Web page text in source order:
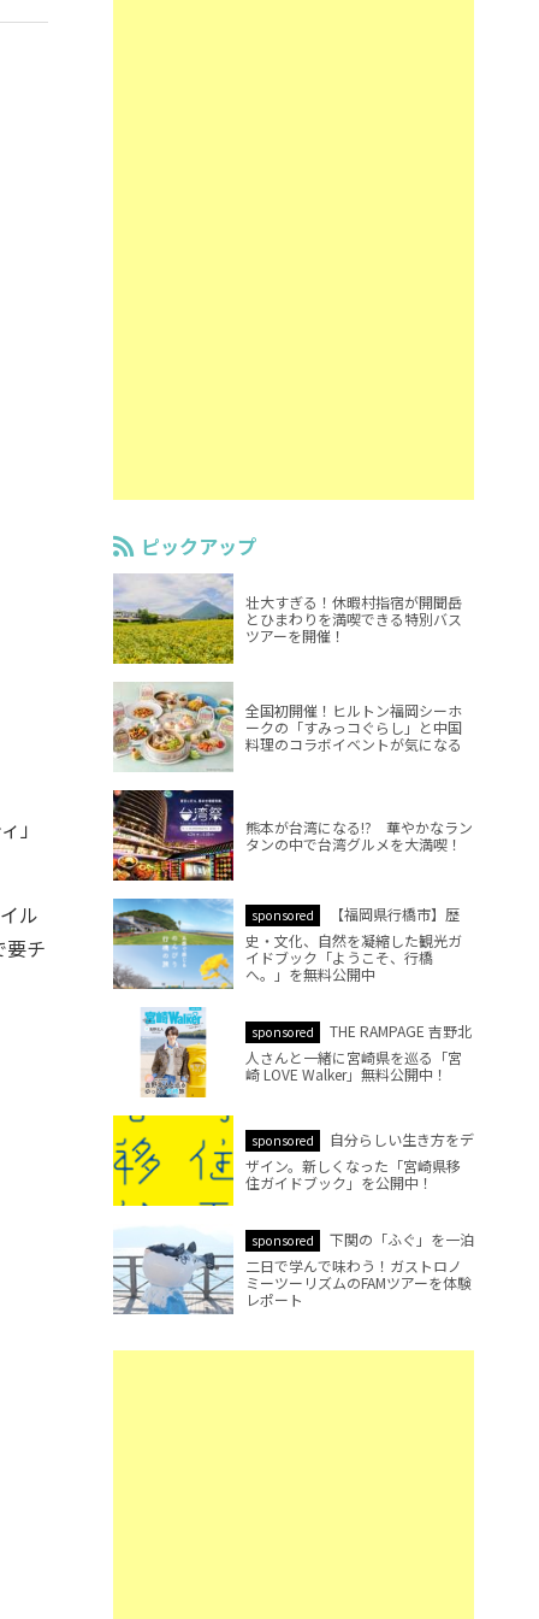
」
ル
要チ
ピックアップ
壮大すぎる！休暇村指宿が開聞岳
とひまわりを満喫できる特別バス
ツアーを開催！
全国初開催！ヒルトン福岡シーホ
ークの「すみっコぐらし」と中国
料理のコラボイベントが気になる
熊本が台湾になる!? 華やかなラン
タンの中で台湾グルメを大満喫！
sponsored
【福岡県行橋市】歴
史・文化、自然を凝縮した観光ガ
イドブック「ようこそ、行橋
へ。」を無料公開中
sponsored
THE RAMPAGE 吉野北
人さんと一緒に宮崎県を巡る「宮
崎 LOVE Walker」無料公開中！
sponsored
自分らしい生き方をデ
ザイン。新しくなった「宮崎県移
住ガイドブック」を公開中！
sponsored
下関の「ふぐ」を一泊
二日で学んで味わう！ガストロノ
ミーツーリズムのFAMツアーを体験
レポート